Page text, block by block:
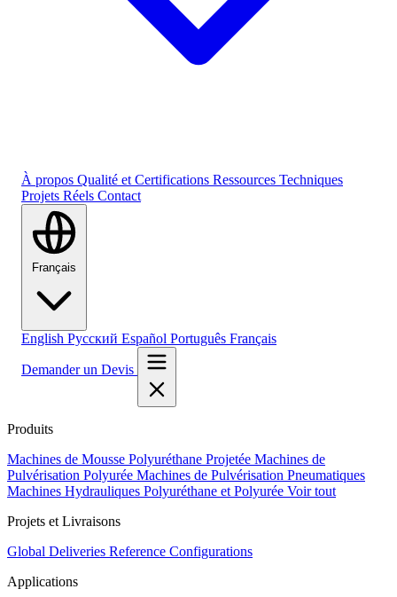
À propos Qualité et Certifications Ressources Techniques
Projets Réels Contact
English Русский Español Português Français
Demander un Devis
Produits
Machines de Mousse Polyuréthane Projetée Machines de
Pulvérisation Polyurée Machines de Pulvérisation Pneumatiques
Machines Hydrauliques Polyuréthane et Polyurée Voir tout
Projets et Livraisons
Global Deliveries Reference Configurations
Applications